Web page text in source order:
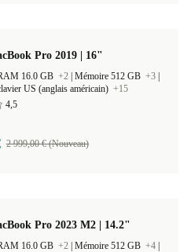
Pro 2019 | 16"
16.0 GB +2 Mémoire 512 GB +3
US (anglais américain) +15
4,5
2 999,00 € (Nouveau)
Pro 2023 M2 | 14.2"
16.0 GB +2 Mémoire 512 GB +4